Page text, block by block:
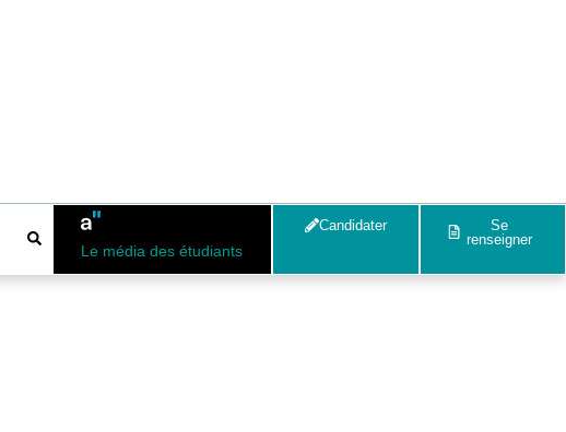
Le média des étudiants
Candidater
Se
renseigner